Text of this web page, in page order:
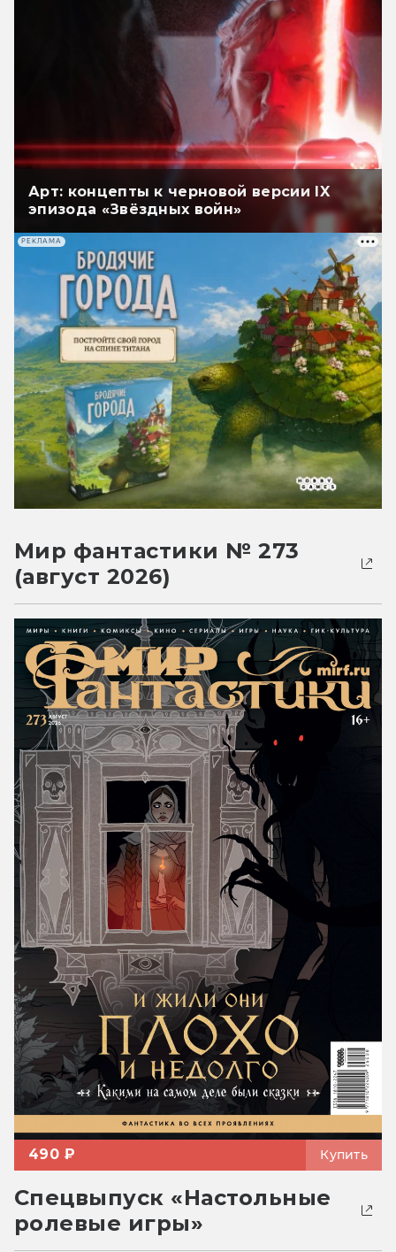
Арт: концепты к черновой версии IX
эпизода «Звёздных войн»
РЕКЛАМА
Мир фантастики № 273
(август 2026)
490 ₽ Купить
Спецвыпуск «Настольные
ролевые игры»